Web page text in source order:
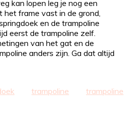
kan lopen leg je nog een
het frame vast in de grond,
en de trampoline
eerst de trampoline zelf.
van het gat en de
anders zijn. Ga dat altijd
trampoline
trampoline